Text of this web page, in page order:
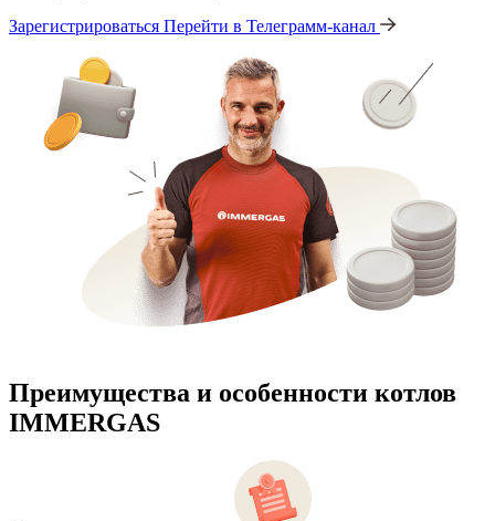
Зарегистрироваться Перейти в Телеграмм-канал
Преимущества и особенности котлов
IMMERGAS